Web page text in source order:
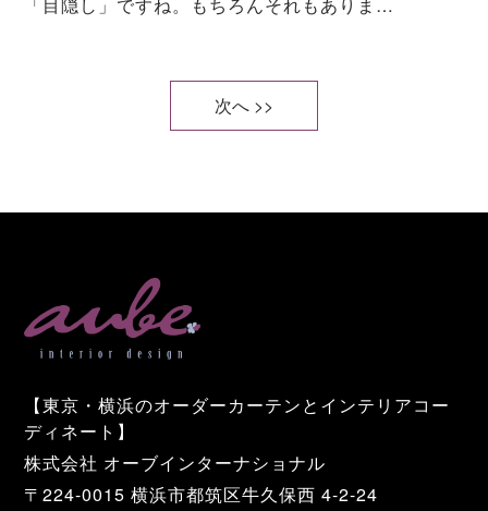
「目隠し」ですね。もちろんそれもありま…
次へ >>
【東京・横浜のオーダーカーテンとインテリアコー
ディネート】
株式会社 オーブインターナショナル
〒224-0015 横浜市都筑区牛久保西 4-2-24